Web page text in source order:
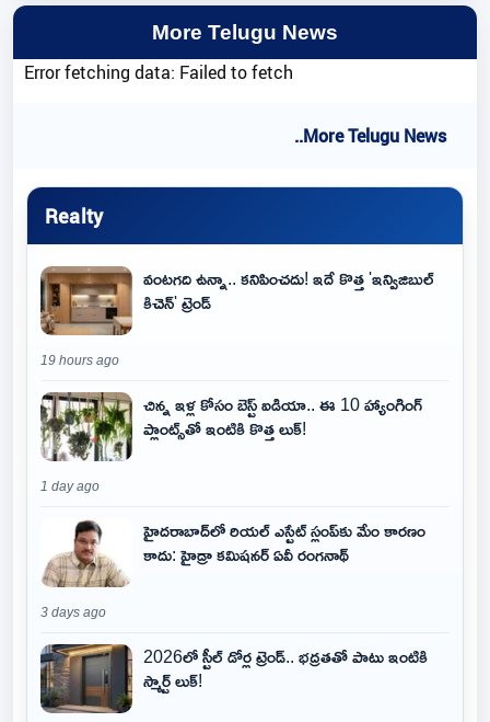
More Telugu News
Error fetching data: Failed to fetch
..More Telugu News
Realty
వంటగది ఉన్నా.. కనిపించదు! ఇదే కొత్త 'ఇన్విజిబుల్
కిచెన్' ట్రెండ్
19 hours ago
చిన్న ఇళ్ల కోసం బెస్ట్ ఐడియా.. ఈ 10 హ్యాంగింగ్
ప్లాంట్స్‌తో ఇంటికి కొత్త లుక్!
1 day ago
హైదరాబాద్‌లో రియల్ ఎస్టేట్ స్లంప్‌కు మేం కారణం
కాదు: హైడ్రా కమిషనర్ ఏవీ రంగనాథ్
3 days ago
2026లో స్టీల్ డోర్ల ట్రెండ్.. భద్రతతో పాటు ఇంటికి
స్మార్ట్ లుక్!